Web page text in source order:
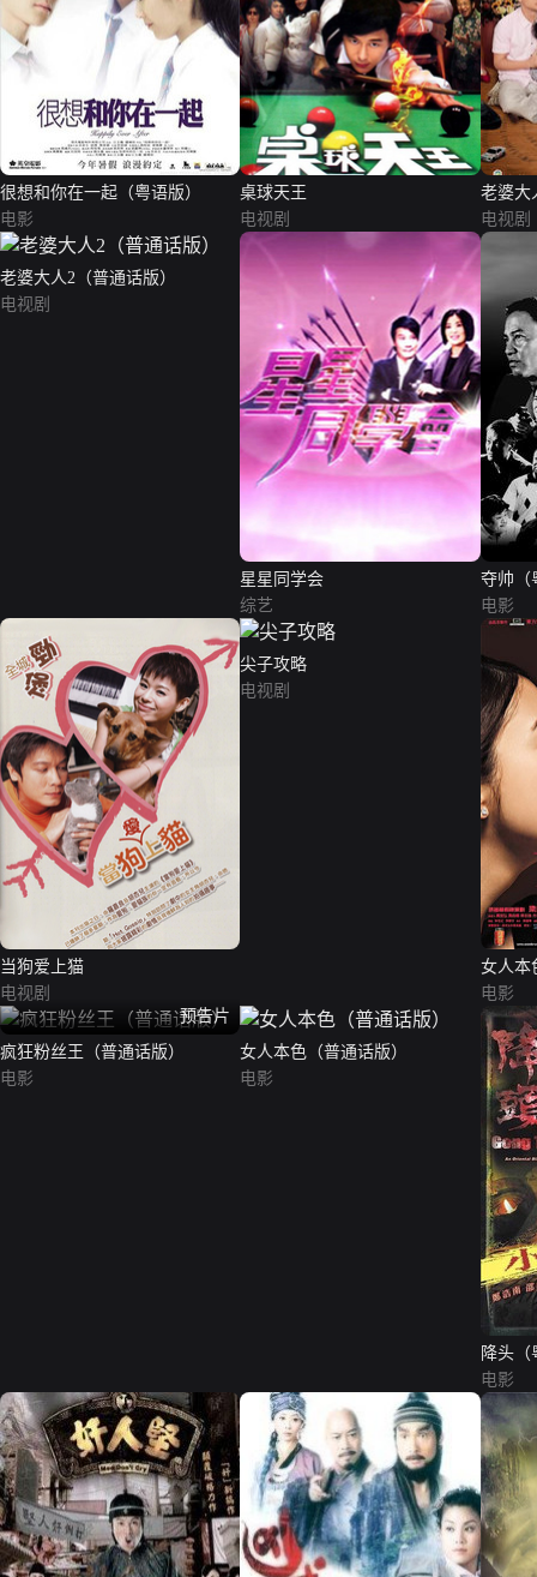
很想和你在一起（粤语版）
电影
桌球天王
电视剧
老婆大
电视剧
老婆大人2（普通话版）
电视剧
星星同学会
综艺
夺帅（
电影
当狗爱上猫
电视剧
尖子攻略
电视剧
女人本
电影
预告片
疯狂粉丝王（普通话版）
电影
女人本色（普通话版）
电影
降头（
电影